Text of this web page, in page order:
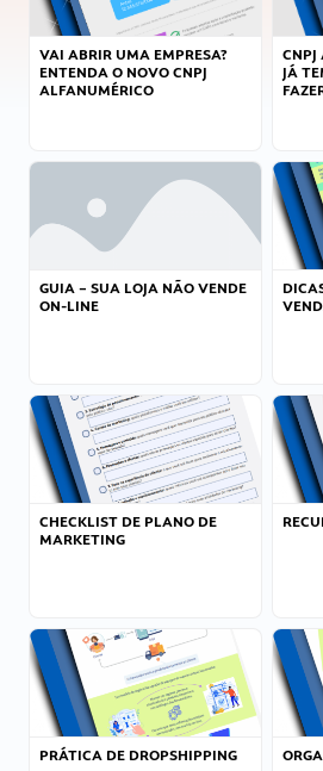
VAI ABRIR UMA EMPRESA?
ENTENDA O NOVO CNPJ
ALFANUMÉRICO
CNPJ
JÁ
GUIA – SUA LOJA NÃO VENDE
ON-LINE
CHECKLIST DE PLANO DE
MARKETING
PRÁTICA DE DROPSHIPPING